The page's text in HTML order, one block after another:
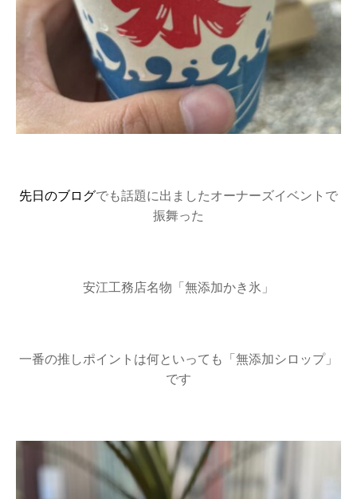
先日のブログでも話題に出ましたオーナーズイベントで
振舞った
安江工務店名物「無添加かき氷」
一番の推しポイントは何といっても「無添加シロップ」
です